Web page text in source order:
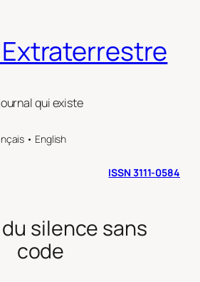
qui existe
• English
ISSN 3111-0584
silence sans
code